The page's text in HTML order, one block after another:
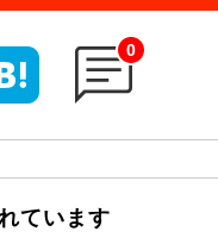
0
ています